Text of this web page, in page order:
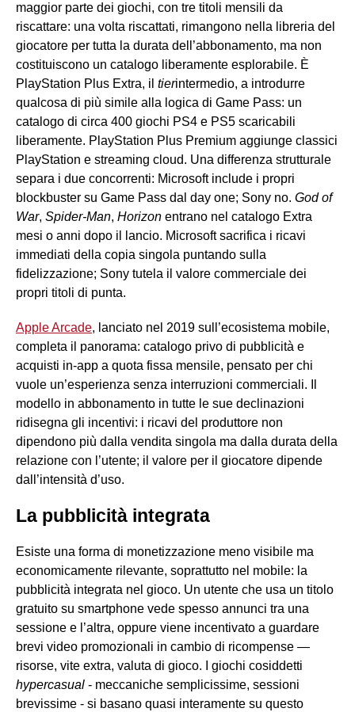
maggior parte dei giochi, con tre titoli mensili da
riscattare: una volta riscattati, rimangono nella libreria del
giocatore per tutta la durata dell’abbonamento, ma non
costituiscono un catalogo liberamente esplorabile. È
PlayStation Plus Extra, il tierintermedio, a introdurre
qualcosa di più simile alla logica di Game Pass: un
catalogo di circa 400 giochi PS4 e PS5 scaricabili
liberamente. PlayStation Plus Premium aggiunge classici
PlayStation e streaming cloud. Una differenza strutturale
separa i due concorrenti: Microsoft include i propri
blockbuster su Game Pass dal day one; Sony no. God of
War, Spider-Man, Horizon entrano nel catalogo Extra
mesi o anni dopo il lancio. Microsoft sacrifica i ricavi
immediati della copia singola puntando sulla
fidelizzazione; Sony tutela il valore commerciale dei
propri titoli di punta.
Apple Arcade, lanciato nel 2019 sull’ecosistema mobile,
completa il panorama: catalogo privo di pubblicità e
acquisti in-app a quota fissa mensile, pensato per chi
vuole un’esperienza senza interruzioni commerciali. Il
modello in abbonamento in tutte le sue declinazioni
ridisegna gli incentivi: i ricavi del produttore non
dipendono più dalla vendita singola ma dalla durata della
relazione con l’utente; il valore per il giocatore dipende
dall’intensità d’uso.
La pubblicità integrata
Esiste una forma di monetizzazione meno visibile ma
economicamente rilevante, soprattutto nel mobile: la
pubblicità integrata nel gioco. Un utente che usa un titolo
gratuito su smartphone vede spesso annunci tra una
sessione e l’altra, oppure viene incentivato a guardare
brevi video promozionali in cambio di ricompense —
risorse, vite extra, valuta di gioco. I giochi cosiddetti
hypercasual - meccaniche semplicissime, sessioni
brevissime - si basano quasi interamente su questo